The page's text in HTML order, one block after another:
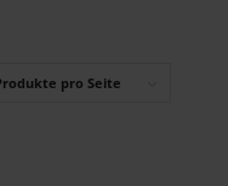
pro Seite